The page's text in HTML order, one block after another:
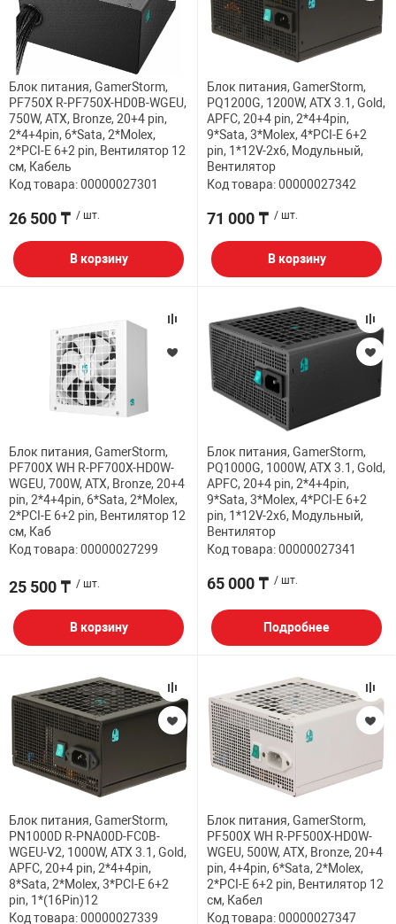
СИСТЕМЫ
КОРПУСА
БЛОКИ
ЗВУКОВЫЕ
МАТРИЦЫ ДЛЯ
PCI АДАПТЕРЫ
ФИЛЬТР
ВЕБ КАМЕРЫ
КОВРИКИ
ТВ ТЮНЕРЫ И
НАУШНИКИ И
КАБЕЛИ
ПЕРЕХОДНИКИ
USB
USB ХАБЫ
CARD RIDER
НАБОР ДЛЯ
32" дюймов
Мониторы с
38.5" дюймов
Кронштейны
Проекторов
И РАСХОДНИКИ ДЕНЕЖНЫЕ
КАРТРИДЖИ И
ТЕРМОПАСТЫ
ЧИСТЯЩИЕ
БАТАРЕЙКИ И
CD-DVD ДИСКИ
ЛЕНТА ДЛЯ
АНТЕННЫ И
СЕТЕВЫЕ
ПАТЧ КОРД
КОННЕКТОРА
РАЗВЕТВИТЕЛИ
ТЕХНИКА
РАЗВЕТВИТЕЛИ
ВИТОЙ ПАРЕ
ОБОРУДОВАНИЕ
ПОЛКА ДЛЯ
ПОЛКА
ДОМА
ТЕХНИКА
Блок питания, GamerStorm,
PF750X R-PF750X-HD0B-WGEU,
750W, ATX, Bronze, 20+4 pin,
2*4+4pin, 6*Sata, 2*Molex,
2*PCI-E 6+2 pin, Вентилятор 12
см, Кабель
Код товара: 00000027301
26 500 ₸ / шт.
В корзину
Блок питания, GamerStorm,
PQ1200G, 1200W, ATX 3.1, Gold,
APFC, 20+4 pin, 2*4+4pin,
9*Sata, 3*Molex, 4*PCI-E 6+2
pin, 1*12V-2x6, Модульный,
Вентилятор
Код товара: 00000027342
71 000 ₸ / шт.
В корзину
Блок питания, GamerStorm,
PF700X WH R-PF700X-HD0W-
WGEU, 700W, ATX, Bronze, 20+4
pin, 2*4+4pin, 6*Sata, 2*Molex,
2*PCI-E 6+2 pin, Вентилятор 12
см, Каб
Код товара: 00000027299
25 500 ₸ / шт.
В корзину
Блок питания, GamerStorm,
PQ1000G, 1000W, ATX 3.1, Gold,
APFC, 20+4 pin, 2*4+4pin,
9*Sata, 3*Molex, 4*PCI-E 6+2
pin, 1*12V-2x6, Модульный,
Вентилятор
Код товара: 00000027341
65 000 ₸ / шт.
Подробнее
Блок питания, GamerStorm,
PN1000D R-PNA00D-FC0B-
WGEU-V2, 1000W, ATX 3.1, Gold,
APFC, 20+4 pin, 2*4+4pin,
8*Sata, 2*Molex, 3*PCI-E 6+2
pin, 1*(16Pin)12
Код товара: 00000027339
Блок питания, GamerStorm,
PF500X WH R-PF500X-HD0W-
WGEU, 500W, ATX, Bronze, 20+4
pin, 4+4pin, 6*Sata, 2*Molex,
2*PCI-E 6+2 pin, Вентилятор 12
см, Кабел
Код товара: 00000027347